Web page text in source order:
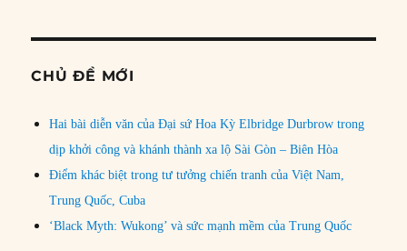
CHỦ ĐỀ MỚI
Hai bài diễn văn của Đại sứ Hoa Kỳ Elbridge Durbrow trong
dịp khởi công và khánh thành xa lộ Sài Gòn – Biên Hòa
Điểm khác biệt trong tư tưởng chiến tranh của Việt Nam,
Trung Quốc, Cuba
‘Black Myth: Wukong’ và sức mạnh mềm của Trung Quốc